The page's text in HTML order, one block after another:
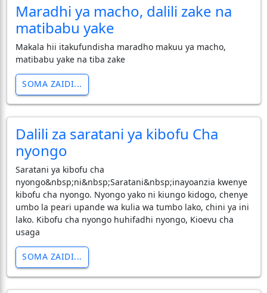
Maradhi ya macho, dalili zake na
matibabu yake
Makala hii itakufundisha maradho makuu ya macho,
matibabu yake na tiba zake
SOMA ZAIDI...
Dalili za saratani ya kibofu Cha
nyongo
Saratani ya kibofu cha
nyongo&nbsp;ni&nbsp;Saratani&nbsp;inayoanzia kwenye
kibofu cha nyongo. Nyongo yako ni kiungo kidogo, chenye
umbo la peari upande wa kulia wa tumbo lako, chini ya ini
lako. Kibofu cha nyongo huhifadhi nyongo, Kioevu cha
usaga
SOMA ZAIDI...